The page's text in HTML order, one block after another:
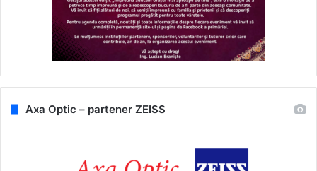
Axa Optic – partener ZEISS